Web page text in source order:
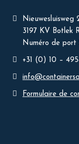
Nieuwesluisweg
3197 KV Botlek
Numéro de port
+31 (0) 10 –
Formulaire de